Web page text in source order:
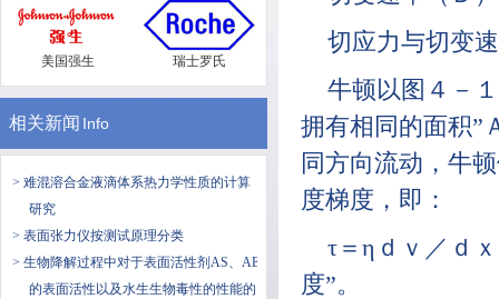
美国强生 瑞士罗氏
相关新闻 Info
> 难混溶合金液滴体系热力学性质的计算
研究
> 表面张力仪按测试原理分类
> 生物降解过程中对于表面活性剂AS、AE
的表面活性以及水生生物毒性的性能的
切应力与切变
牛顿以图４－
拥有相同的面积”
同方向流动，牛
度梯度，即：
τ＝ηｄｖ／ｄ
度”。